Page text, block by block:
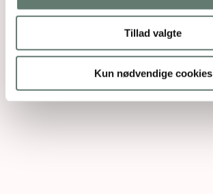
Tillad valgte
Kun nødvendige cookies